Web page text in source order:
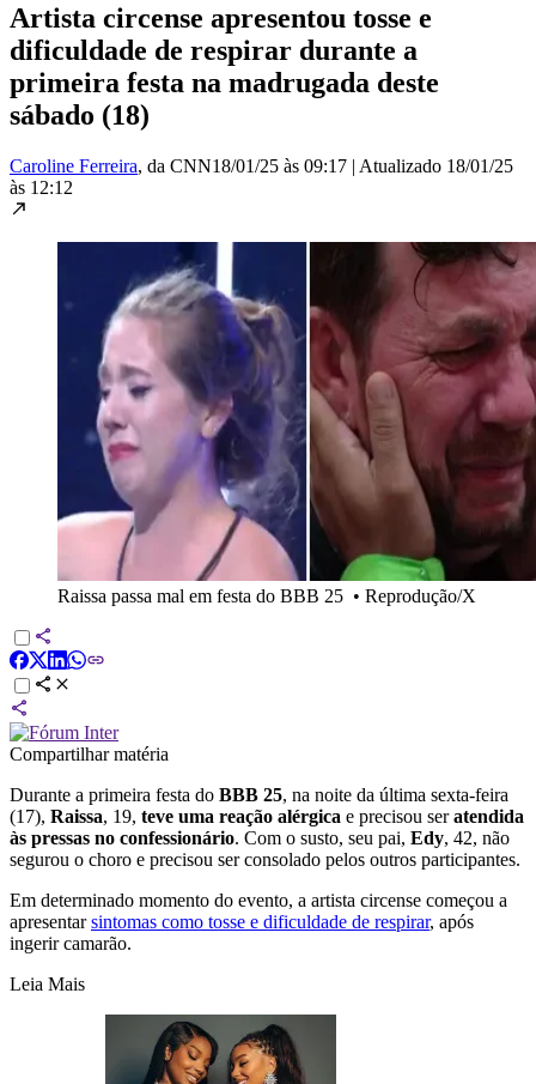
Artista circense apresentou tosse e
dificuldade de respirar durante a
primeira festa na madrugada deste
sábado (18)
Caroline Ferreira, da CNN18/01/25 às 09:17 | Atualizado 18/01/25
às 12:12
Raissa passa mal em festa do BBB 25 • Reprodução/X
Compartilhar matéria
Durante a primeira festa do BBB 25, na noite da última sexta-feira
(17), Raissa, 19, teve uma reação alérgica e precisou seratendida
às pressas no confessionário. Com o susto, seu pai, Edy, 42, não
segurou o choro e precisou ser consolado pelos outros participantes.
Em determinado momento do evento, a artista circense começou a
apresentarsintomas como tosse e dificuldade de respirar, após
ingerir camarão.
Leia Mais